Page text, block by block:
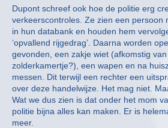
Dupont schreef ook hoe de politie erg
verkeerscontroles. Ze zien een persoon
in hun databank en houden hem
‘opvallend rijgedrag’. Daarna worden
gevonden, een zakje wiet (afkomstig
zolderkamertje?), een wapen en na
messen. Dit terwijl een rechter een
over deze handelwijze. Het mag niet.
Wat we dus zien is dat onder het mom
politie bijna alles kan maken. Er is
meer.